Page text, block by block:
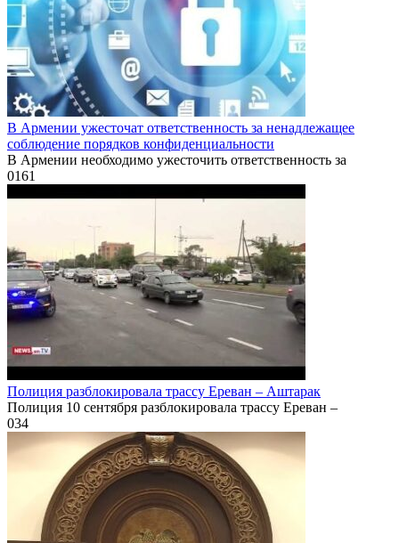
В Армении ужесточат ответственность за ненадлежащее
соблюдение порядков конфиденциальности
В Армении необходимо ужесточить ответственность за
0161
Полиция разблокировала трассу Ереван – Аштарак
Полиция 10 сентября разблокировала трассу Ереван –
034